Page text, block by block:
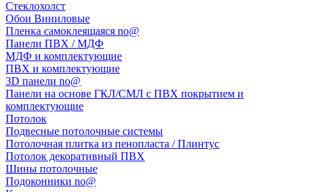
Стеклохолст
Обои Виниловые
Пленка самоклеящаяся no@
Панели ПВХ / МДФ
МДФ и комплектующие
ПВХ и комплектующие
3D панели no@
Панели на основе ГКЛ/СМЛ с ПВХ покрытием и
комплектующие
Потолок
Подвесные потолочные системы
Потолочная плитка из пенопласта / Плинтус
Потолок декоративный ПВХ
Шины потолочные
Подоконники no@